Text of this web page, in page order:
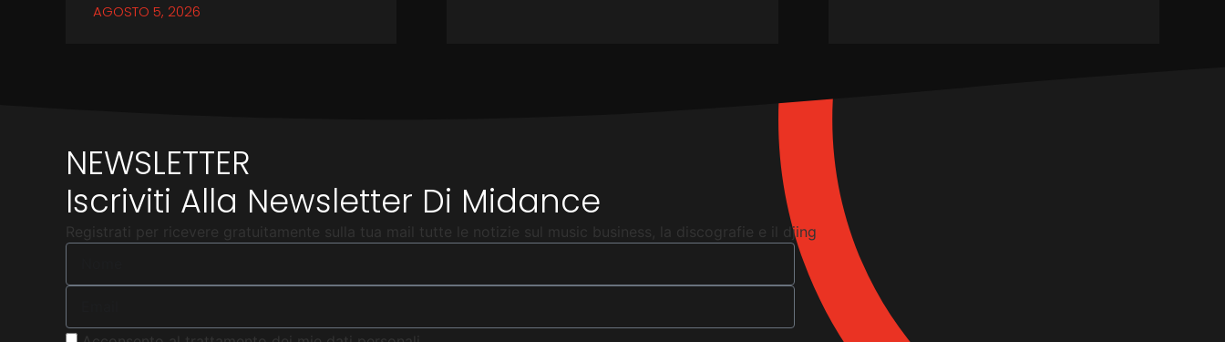
AGOSTO 5, 2026
NEWSLETTER
Iscriviti Alla Newsletter Di Midance
Registrati per ricevere gratuitamente sulla tua mail tutte le notizie sul music business, la discografie e il djing